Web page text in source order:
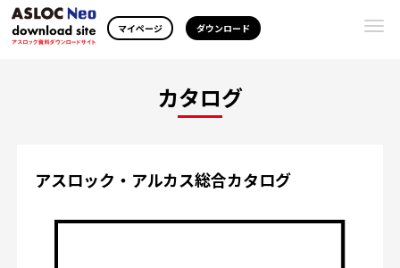
マイページ ダウンロード
カタログ
アスロック・アルカス総合カタログ